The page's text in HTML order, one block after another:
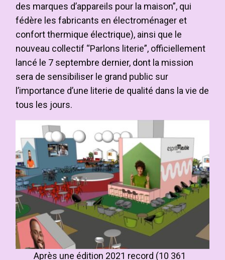
des marques d’appareils pour la maison”, qui
fédère les fabricants en électroménager et
confort thermique électrique), ainsi que le
nouveau collectif “Parlons literie”, officiellement
lancé le 7 septembre dernier, dont la mission
sera de sensibiliser le grand public sur
l’importance d’une literie de qualité dans la vie de
tous les jours.
Après une édition 2021 record (10 361